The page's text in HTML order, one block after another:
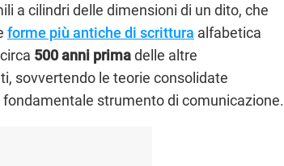
a cilindri delle dimensioni di un dito, che
forme più antiche di scrittura alfabetica
500 anni primadelle altre
sovvertendo le teorie consolidate
fondamentale strumento di comunicazione.